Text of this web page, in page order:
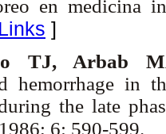
en medicina
Links ]
TJ, Arbab
hemorrhage in
the late
6: 590-599.